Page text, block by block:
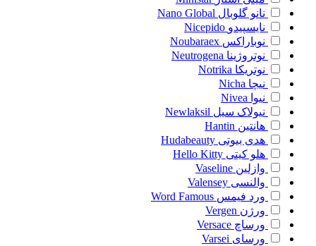
نانو گلوبال Nano Global
نایسپیدو Nicepido
نوباراکس Noubaraex
نوتروژینا Neutrogena
نوتریکا Notrika
نیچا Nicha
نیوا Nivea
نیولاک سیل Newlaksil
هانتین Hantin
هدی بیوتی Hudabeauty
هلو کیتی Hello Kitty
وازلین Vaseline
والنسی Valensey
ورد فیمس Word Famous
ورژن Vergen
ورساچ Versace
ورسای Varsei